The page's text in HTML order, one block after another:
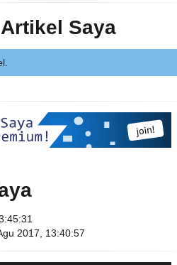
Artikel Saya
2017, 13:40:57